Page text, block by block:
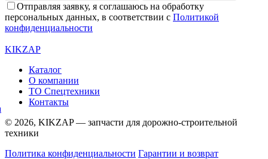
Отправляя заявку, я соглашаюсь на обработку
персональных данных, в соответствии с Политикой
конфиденциальности
KIKZAP
Каталог
О компании
ТО Спецтехники
Контакты
© 2026, KIKZAP — запчасти для дорожно-строительной
техники
Политика конфиденциальности Гарантии и возврат